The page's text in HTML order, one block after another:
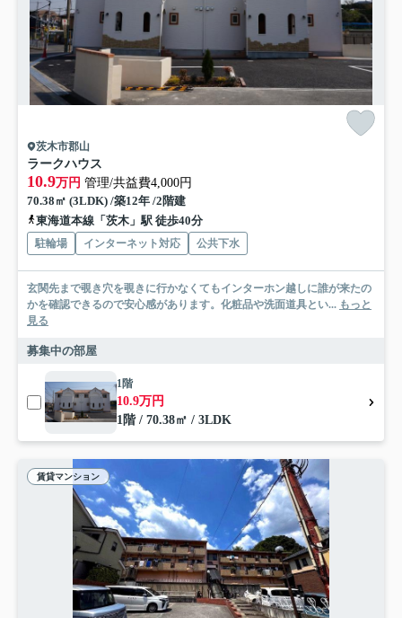
茨木市郡山
ラークハウス
10.9万円 管理/共益費4,000円
70.38㎡ (3LDK) /築12年 /2階建
東海道本線「茨木」駅 徒歩40分
駐輪場 インターネット対応 公共下水
玄関先まで覗き穴を覗きに行かなくてもインターホン越しに誰が来たの
かを確認できるので安心感があります。化粧品や洗面道具とい... もっと
見る
募集中の部屋
1階
10.9万円
1階 / 70.38㎡ / 3LDK
賃貸マンション